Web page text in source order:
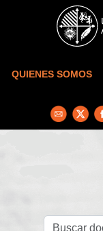
Skip to main content
QUIENES SOMOS